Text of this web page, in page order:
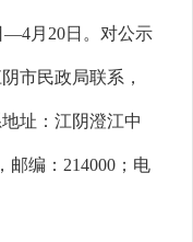
—4月 20日。对公示
市民政局联系，
地址：江阴澄江中
邮编： 214000 ；电